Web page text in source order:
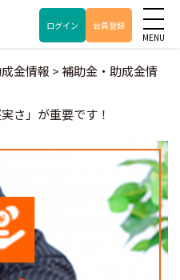
ログイン 会員登録
金情報 >補助金・助成金情
さ」が重要です！